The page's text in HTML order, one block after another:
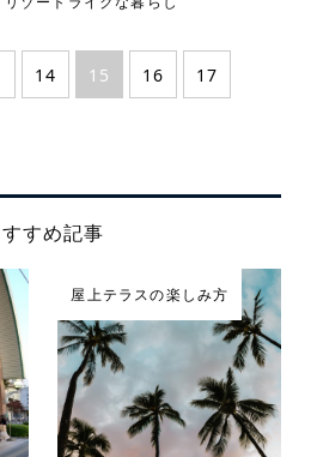
14 15 16 17
すめ記事
屋上テラスの楽しみ方